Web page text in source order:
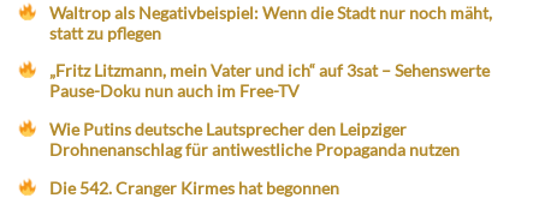
Waltrop als Negativbeispiel: Wenn die Stadt nur noch mäht,
statt zu pflegen
„Fritz Litzmann, mein Vater und ich“ auf 3sat – Sehenswerte
Pause-Doku nun auch im Free-TV
Wie Putins deutsche Lautsprecher den Leipziger
Drohnenanschlag für antiwestliche Propaganda nutzen
Die 542. Cranger Kirmes hat begonnen